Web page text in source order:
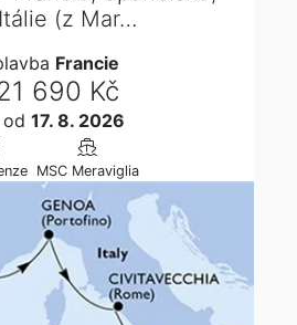
(z Mar…
Francie
690 Kč
od 17. 8. 2026
MSC Meraviglia